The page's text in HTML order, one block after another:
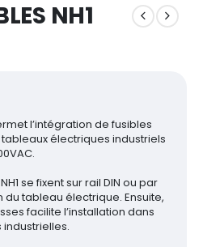
NH1
l’intégration de fusibles
tableaux électriques industriels
se fixent sur rail DIN ou par
tableau électrique. Ensuite,
facilite l’installation dans